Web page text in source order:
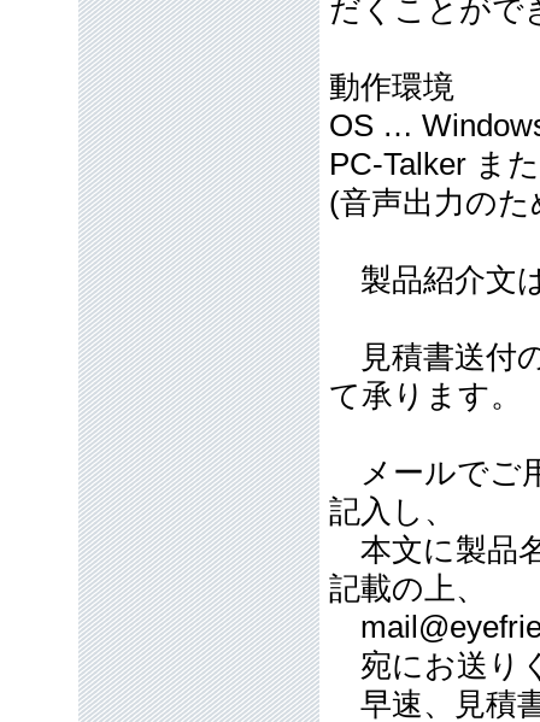
だくことがで
動作環境
OS …
PC-Talker ま
(音声出力の
製品紹介文
見積書送付
て承ります。
メールでご
記入し、
本文に製品
記載の上、
宛にお送り
早速、見積